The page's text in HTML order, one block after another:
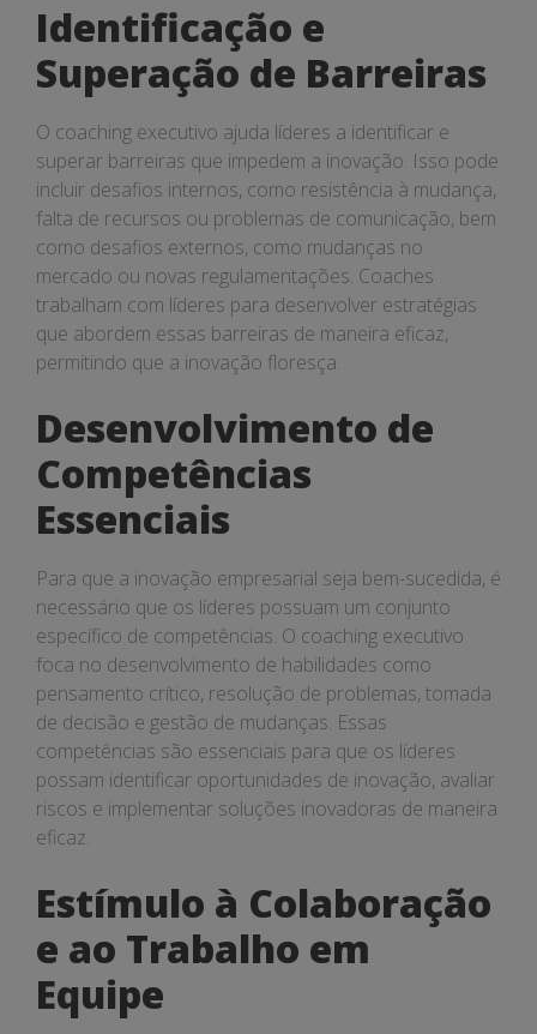
Identificação e
Superação de Barreiras
O coaching executivo ajuda líderes a identificar e
superar barreiras que impedem a inovação. Isso pode
incluir desafios internos, como resistência à mudança,
falta de recursos ou problemas de comunicação, bem
como desafios externos, como mudanças no
mercado ou novas regulamentações. Coaches
trabalham com líderes para desenvolver estratégias
que abordem essas barreiras de maneira eficaz,
permitindo que a inovação floresça.
Desenvolvimento de
Competências
Essenciais
Para que a inovação empresarial seja bem-sucedida, é
necessário que os líderes possuam um conjunto
específico de competências. O coaching executivo
foca no desenvolvimento de habilidades como
pensamento crítico, resolução de problemas, tomada
de decisão e gestão de mudanças. Essas
competências são essenciais para que os líderes
possam identificar oportunidades de inovação, avaliar
riscos e implementar soluções inovadoras de maneira
eficaz.
Estímulo à Colaboração
e ao Trabalho em
Equipe